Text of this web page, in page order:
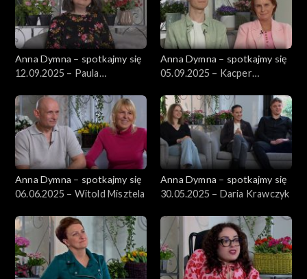
Anna Dymna – spotkajmy się
12.09.2025 – Paula
Anna Dymna – spotkajmy się
05.09.2025 – Kacper
Anna Dymna – spotkajmy się
06.06.2025 – Witold Misztela
Anna Dymna – spotkajmy się
30.05.2025 – Daria Krawczyk